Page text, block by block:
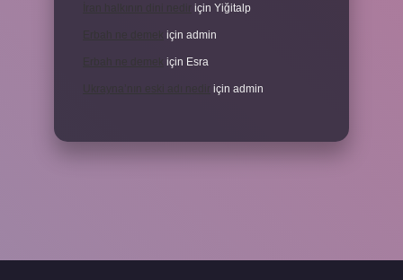
için Yiğitalp
için admin
için Esra
için admin